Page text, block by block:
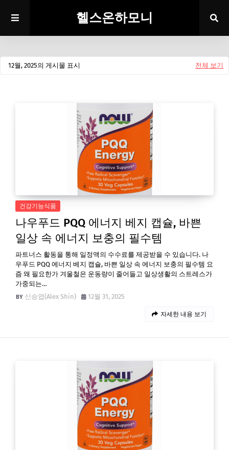
헬스온하모니
12월, 2025의 게시물 표시 전체 보기
건강기능식품
나우푸드 PQQ 에너지 베지 캡슐, 바쁜
일상 속 에너지 보충의 필수템
파트너스 활동을 통해 일정액의 수수료를 제공받을 수 있습니다. 나
우푸드 PQQ 에너지 베지 캡슐, 바쁜 일상 속 에너지 보충의 필수템 요
즘 왜 필요한가 겨울철은 운동량이 줄어들고 일상생활의 스트레스가
가중되는…
신승엽(Alex Shin)
12월 31, 2025
자세한 내용 보기